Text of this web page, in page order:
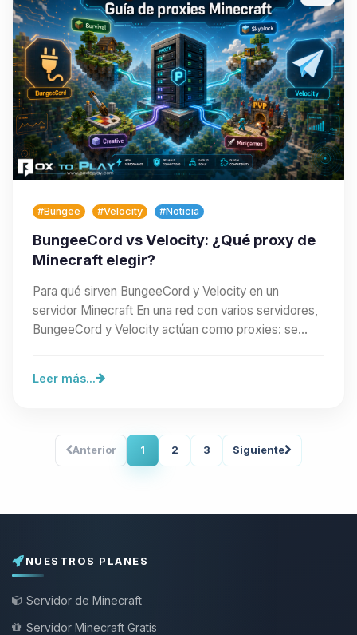
#Bungee #Velocity #Noticia
BungeeCord vs Velocity: ¿Qué proxy de
Minecraft elegir?
Para qué sirven BungeeCord y Velocity en un
servidor Minecraft En una red con varios servidores,
BungeeCord y Velocity actúan como proxies: se
Leer más...
Anterior 1 2 3 Siguiente
NUESTROS PLANES
Servidor de Minecraft
Servidor Minecraft Gratis